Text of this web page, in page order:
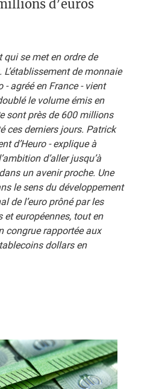
d’euros
qui se met en ordre de
de monnaie
- agréé en France - vient
le volume émis en
sont près de 600 millions
ces derniers jours. Patrick
d’Heuro - explique à
d’aller jusqu’à
un avenir proche. Une
le sens du développement
de l’euro prôné par les
européennes, tout en
congrue rapportée aux
dollars en